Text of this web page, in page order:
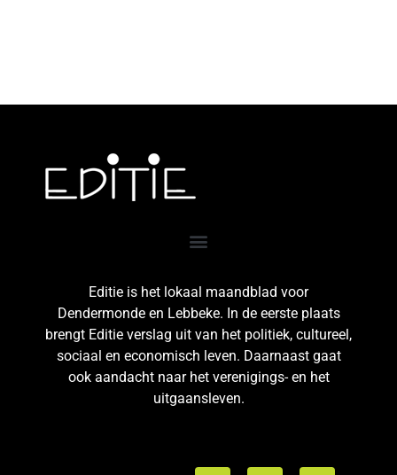
Editie is het lokaal maandblad voor
Dendermonde en Lebbeke. In de eerste plaats
brengt Editie verslag uit van het politiek, cultureel,
sociaal en economisch leven. Daarnaast gaat
ook aandacht naar het verenigings- en het
uitgaansleven.